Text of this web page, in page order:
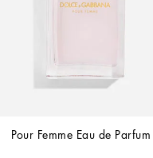
Pour Femme Eau de Parfum